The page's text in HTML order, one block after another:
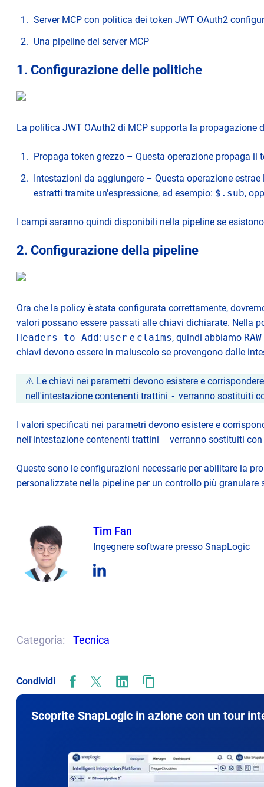
Server MCP con politica dei token JWT OAuth2
Una pipeline del server MCP
1. Configurazione delle politiche
La politica JWT OAuth2 di MCP supporta la propagazione
Propaga token grezzo – Questa operazione propaga il
Intestazioni da aggiungere – Questa operazione
estratti tramite un'espressione, ad esempio: $.sub,
I campi saranno quindi disponibili nella pipeline se
2. Configurazione della pipeline
Ora che la policy è stata configurata correttamente,
valori possano essere passati alle chiavi dichiarate. Nella
Headers to Add: user e claims, quindi abbiamo
chiavi devono essere in maiuscolo se provengono dalle
⚠️ Le chiavi nei parametri devono esistere e
nell'intestazione contenenti trattini - verranno sostituiti
I valori specificati nei parametri devono esistere e
nell'intestazione contenenti trattini - verranno sostituiti
Queste sono le configurazioni necessarie per abilitare la
personalizzate nella pipeline per un controllo più
Tim Fan
Ingegnere software presso SnapLogic
opens
Categoria: Tecnica
Condividi
opens
new
opens
new
tab
opens
new
tab
Scoprite SnapLogic in azione con un tour